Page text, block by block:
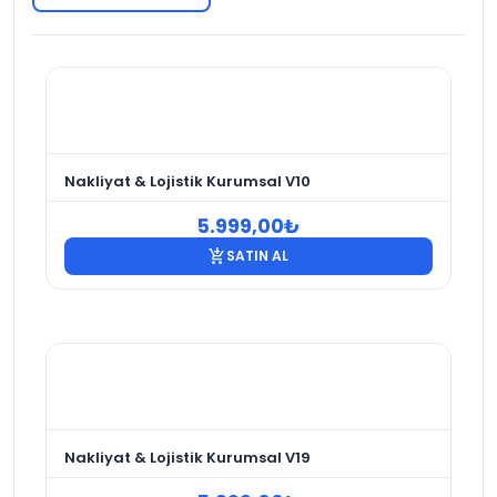
Nakliyat & Lojistik Kurumsal V10
5.999,00₺
add_shopping_cartSATIN AL
Nakliyat & Lojistik Kurumsal V19